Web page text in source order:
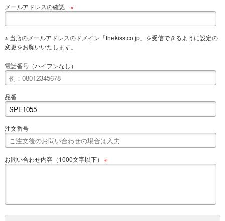
メールアドレスの確認※
※ 当店のメールアドレスのドメイン「thekiss.co.jp」を受信できるように設定の
変更をお願いいたします。
電話番号（ハイフンなし）
品番
注文番号
お問い合わせ内容（1000文字以下） ※